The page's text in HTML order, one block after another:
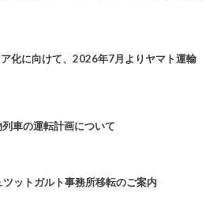
ア化に向けて、2026年7月よりヤマト運輸
車の運転計画について
ットガルト事務所移転のご案内